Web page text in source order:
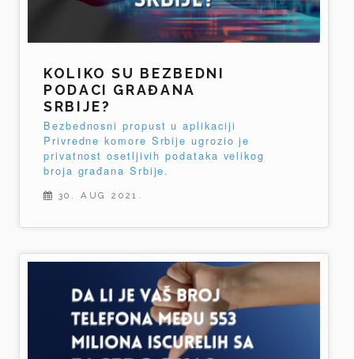
KOLIKO SU BEZBEDNI
PODACI GRAĐANA
SRBIJE?
Bezbednosni propust u aplikaciji
Privredne komore Srbije ugrozio je
privatnost osetljivih podataka velikog
broja građana Srbije.
30. AUG 2021.